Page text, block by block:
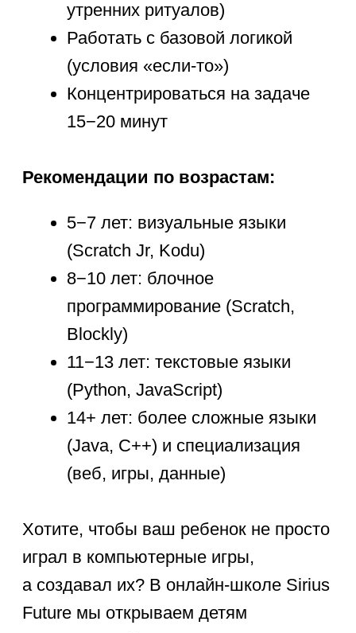
Показывайте практическое
применение навыков
Отмечайте прогресс, а не только
результат
Программирование для детей
собственные миры, игры
поддерживать интерес, выбирать
подходящие по возрасту инструменты
и показывать, как эти навыки
применяются в реальной жизни.
С таким подходом ребенок не только
освоит основы кодирования,
но и разовьет мышление, которое
А за обретением всех этих навыков
приходите в Sirius Future.
Sirius Future — где мечты становятся
цифровой реальностью!
ЗАПИШИТЕСЬ
НА БЕСПЛАТНОЕ